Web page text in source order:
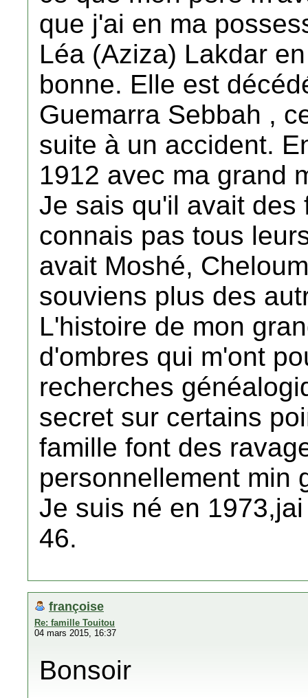
que j'ai en ma
Léa (Aziza) Lakdar
bonne. Elle est
Guemarra Sebbah ,
suite à un accident.
1912 avec ma grand
Je sais qu'il avait des
connais pas tous
avait Moshé,
souviens plus des
L'histoire de mon
d'ombres qui m'ont
recherches
secret sur certains
famille font des
personnellement min
Je suis né en
46.
françoise
Re: famille Touitou
04 mars 2015, 16:37
Bonsoir